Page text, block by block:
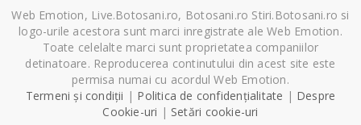
Web Emotion, Live.Botosani.ro, Botosani.ro Stiri.Botosani.ro si
logo-urile acestora sunt marci inregistrate ale Web Emotion.
Toate celelalte marci sunt proprietatea companiilor
detinatoare. Reproducerea continutului din acest site este
permisa numai cu acordul Web Emotion.
Termeni și condiții | Politica de confidențialitate | Despre
Cookie-uri | Setări cookie-uri